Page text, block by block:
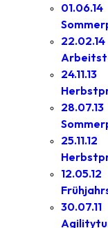
01.06.14
22.02.14
24.11.13
28.07.13
25.11.12
12.05.12
30.07.11